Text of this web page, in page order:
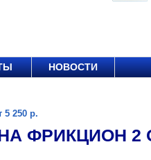
НОВОСТИ
5 250 р.
ФРИКЦИОН 2